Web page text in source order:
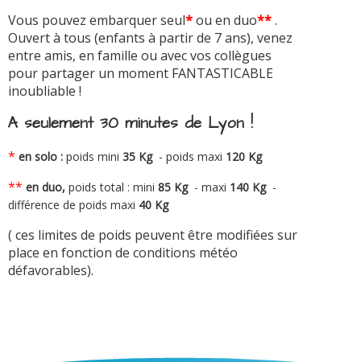
Vous pouvez embarquer seul*ou en duo**.
Ouvert à tous (enfants à partir de 7 ans), venez
entre amis, en famille ou avec vos collègues
pour partager un moment FANTASTICABLE
inoubliable !
A seulement 30 minutes de Lyon !
* en solo : poids mini 35 Kg - poids maxi 120 Kg
** en duo, poids total : mini 85 Kg - maxi 140 Kg -
différence de poids maxi 40 Kg
( ces limites de poids peuvent être modifiées sur
place en fonction de conditions météo
défavorables).